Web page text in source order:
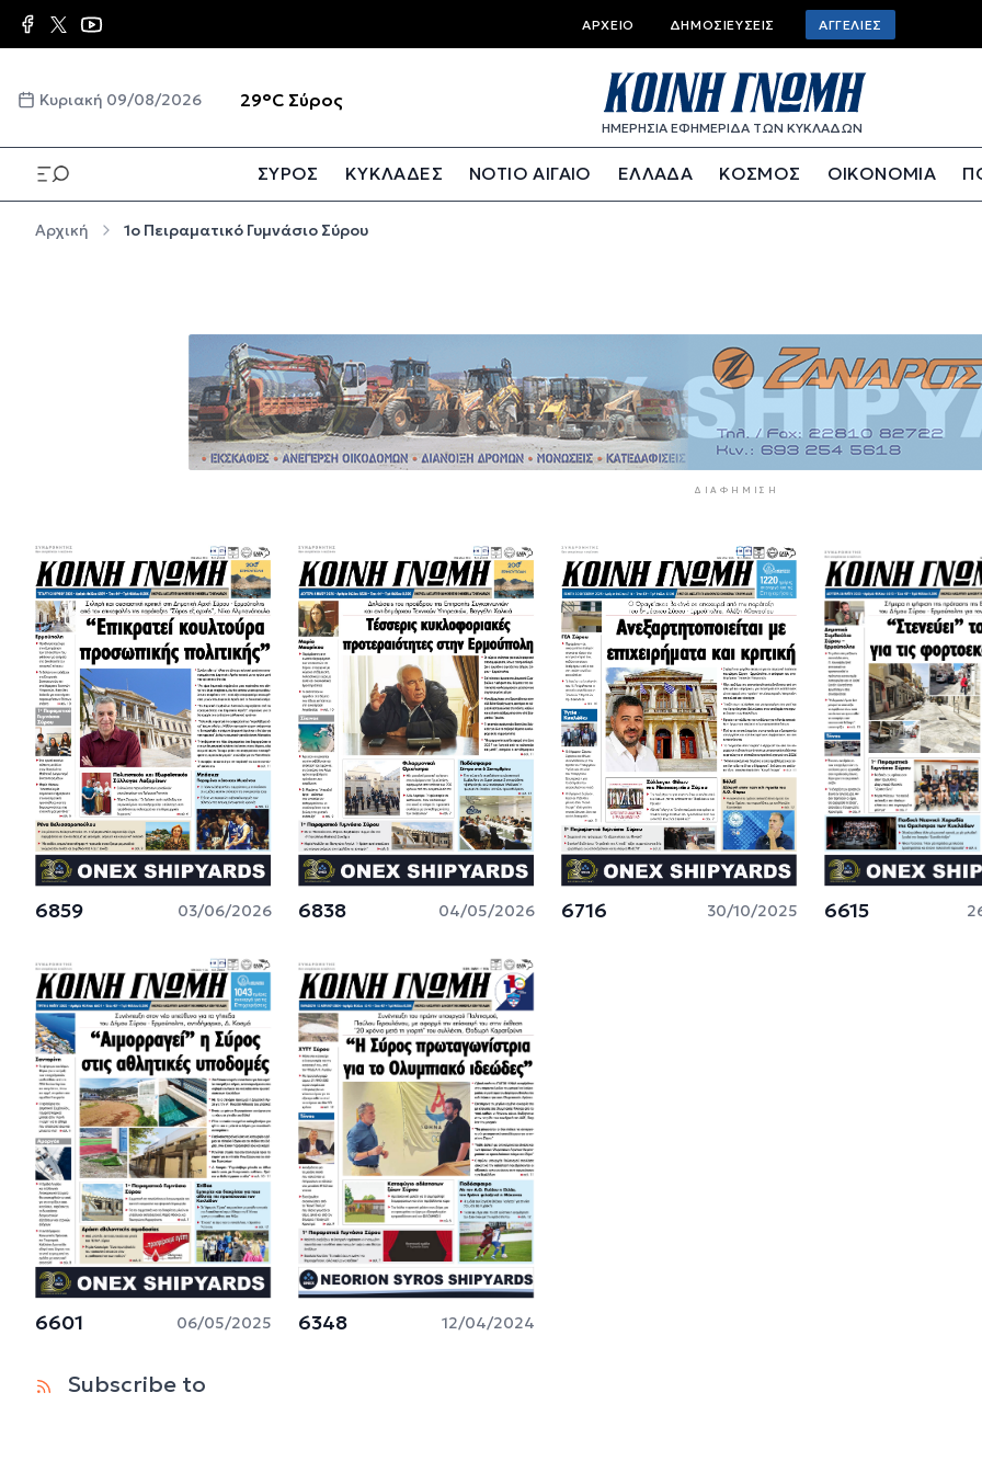
Παράκαμψη προς το κυρίως περιεχόμενο Top bar menu
ΑΡΧΕΊΟ ΔΗΜΟΣΙΕΎΣΕΙΣ ΑΓΓΕΛΊΕΣ
Κυριακή 09/08/2026 29°C Σύρος
ΗΜΕΡΗΣΙΑ ΕΦΗΜΕΡΙΔΑ ΤΩΝ ΚΥΚΛΑΔΩΝ
ΣΥΡΟΣ ΚΥΚΛΑΔΕΣ ΝΟΤΙΟ ΑΙΓΑΙΟ ΕΛΛΑΔΑ ΚΟΣΜΟΣ ΟΙΚΟΝΟΜΙΑ
Αρχική 1ο Πειραματικό Γυμνάσιο Σύρου
ΔΙΑΦΉΜΙΣΗ
6859 03/06/2026 6838 04/05/2026 6716 30/10/2025 6615
6601 06/05/2025 6348 12/04/2024
Subscribe to